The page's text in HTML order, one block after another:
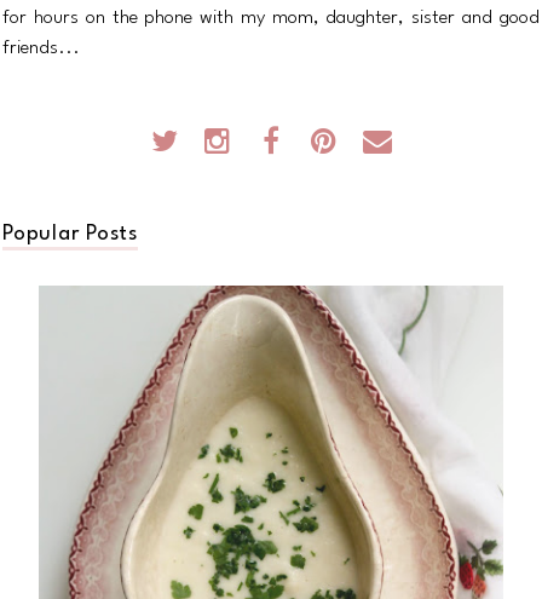
for hours on the phone with my mom, daughter, sister and good
friends...
Popular Posts